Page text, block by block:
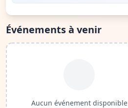
Événements à venir
Aucun événement disponible